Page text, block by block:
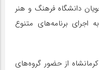
دانشگاه فرهنگ و هنر
اجرای برنامه‌های متنوع
از حضور گروه‌های